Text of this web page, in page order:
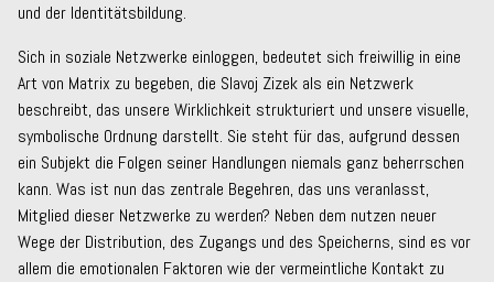
und der Identitätsbildung.
Sich in soziale Netzwerke einloggen, bedeutet sich freiwillig in eine
Art von Matrix zu begeben, die Slavoj Zizek als ein Netzwerk
beschreibt, das unsere Wirklichkeit strukturiert und unsere visuelle,
symbolische Ordnung darstellt. Sie steht für das, aufgrund dessen
ein Subjekt die Folgen seiner Handlungen niemals ganz beherrschen
kann. Was ist nun das zentrale Begehren, das uns veranlasst,
Mitglied dieser Netzwerke zu werden? Neben dem nutzen neuer
Wege der Distribution, des Zugangs und des Speicherns, sind es vor
allem die emotionalen Faktoren wie der vermeintliche Kontakt zu